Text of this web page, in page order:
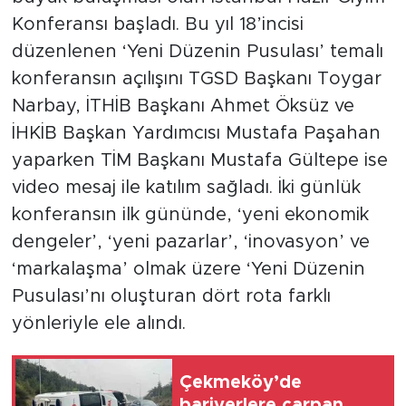
Konferansı başladı. Bu yıl 18’incisi
düzenlenen ‘Yeni Düzenin Pusulası’ temalı
konferansın açılışını TGSD Başkanı Toygar
Narbay, İTHİB Başkanı Ahmet Öksüz ve
İHKİB Başkan Yardımcısı Mustafa Paşahan
yaparken TİM Başkanı Mustafa Gültepe ise
video mesaj ile katılım sağladı. İki günlük
konferansın ilk gününde, ‘yeni ekonomik
dengeler’, ‘yeni pazarlar’, ‘inovasyon’ ve
‘markalaşma’ olmak üzere ‘Yeni Düzenin
Pusulası’nı oluşturan dört rota farklı
yönleriyle ele alındı.
Çekmeköy’de